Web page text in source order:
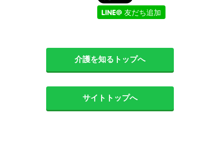
友だち追加
介護を知るトップへ
サイトトップへ